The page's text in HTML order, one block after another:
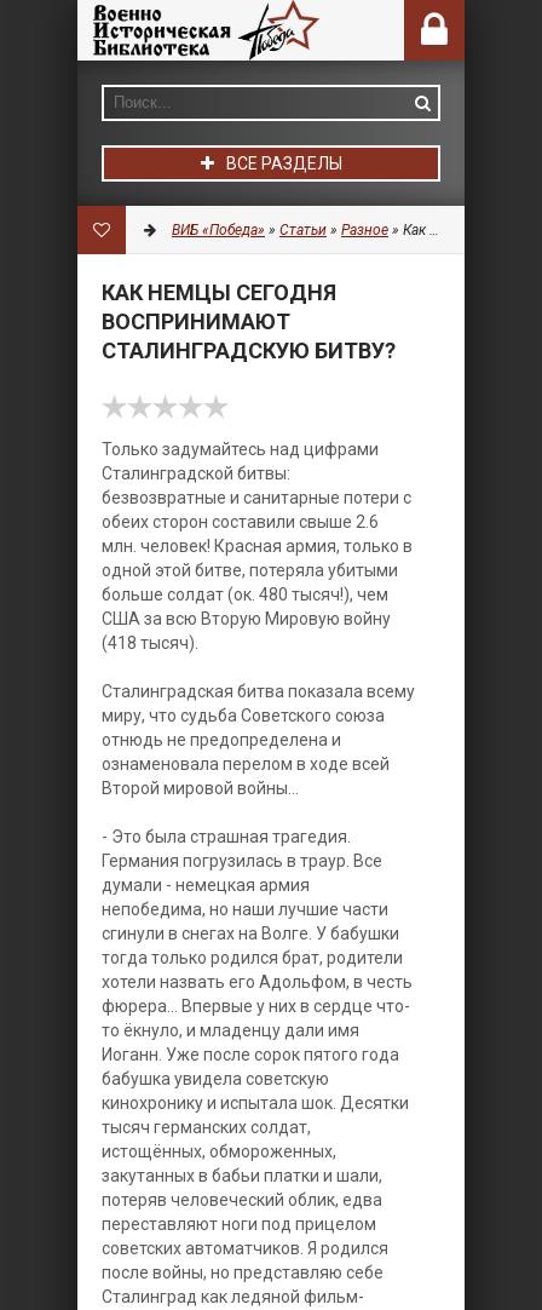
ВСЕ РАЗДЕЛЫ
ВИБ «Победа» » Статьи » Разное » Как немцы сегодня воспринимают сталинградскую битву?
КАК НЕМЦЫ СЕГОДНЯ
ВОСПРИНИМАЮТ
СТАЛИНГРАДСКУЮ БИТВУ?
Только задумайтесь над цифрами
Сталинградской битвы:
безвозвратные и санитарные потери с
обеих сторон составили свыше 2.6
млн. человек! Красная армия, только в
одной этой битве, потеряла убитыми
больше солдат (ок. 480 тысяч!), чем
США за всю Вторую Мировую войну
(418 тысяч).
Сталинградская битва показала всему
миру, что судьба Советского союза
отнюдь не предопределена и
ознаменовала перелом в ходе всей
Второй мировой войны...
- Это была страшная трагедия.
Германия погрузилась в траур. Все
думали - немецкая армия
непобедима, но наши лучшие части
сгинули в снегах на Волге. У бабушки
тогда только родился брат, родители
хотели назвать его Адольфом, в честь
фюрера… Впервые у них в сердце что-
то ёкнуло, и младенцу дали имя
Иоганн. Уже после сорок пятого года
бабушка увидела советскую
кинохронику и испытала шок. Десятки
тысяч германских солдат,
истощённых, обмороженных,
закутанных в бабьи платки и шали,
потеряв человеческий облик, едва
переставляют ноги под прицелом
советских автоматчиков. Я родился
после войны, но представляю себе
Сталинград как ледяной фильм-